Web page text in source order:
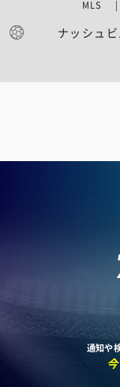
ナッシュ
MLS |
通知や